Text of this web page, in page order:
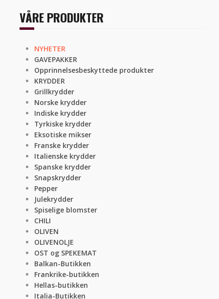
VÅRE PRODUKTER
NYHETER
GAVEPAKKER
Opprinnelsesbeskyttede produkter
KRYDDER
Grillkrydder
Norske krydder
Indiske krydder
Tyrkiske krydder
Eksotiske mikser
Franske krydder
Italienske krydder
Spanske krydder
Snapskrydder
Pepper
Julekrydder
Spiselige blomster
CHILI
OLIVEN
OLIVENOLJE
OST og SPEKEMAT
Balkan-Butikken
Frankrike-butikken
Hellas-butikken
Italia-Butikken